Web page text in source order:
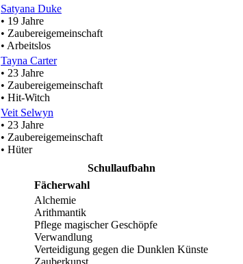
Satyana Duke
• 19 Jahre
• Zaubereigemeinschaft
• Arbeitslos
Tayna Carter
• 23 Jahre
• Zaubereigemeinschaft
• Hit-Witch
Veit Selwyn
• 23 Jahre
• Zaubereigemeinschaft
• Hüter
Schullaufbahn
Fächerwahl
Alchemie
Arithmantik
Pflege magischer Geschöpfe
Verwandlung
Verteidigung gegen die Dunklen Künste
Zauberkunst